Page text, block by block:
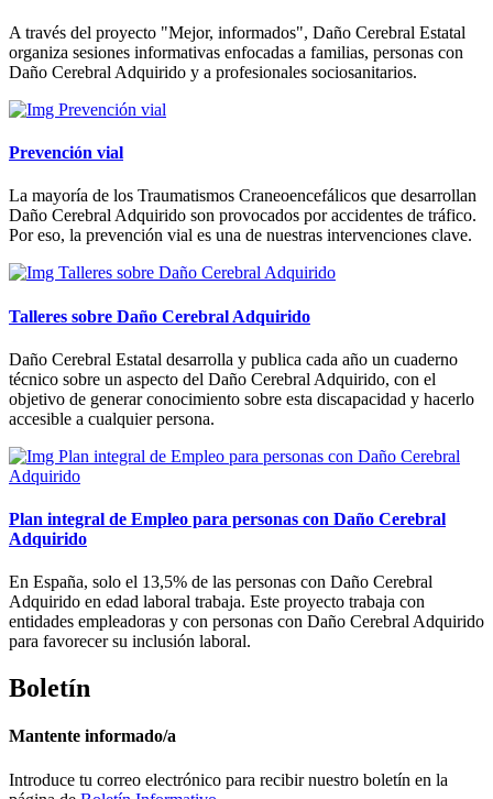
A través del proyecto "Mejor, informados", Daño Cerebral Estatal
organiza sesiones informativas enfocadas a familias, personas con
Daño Cerebral Adquirido y a profesionales sociosanitarios.
Prevención vial
La mayoría de los Traumatismos Craneoencefálicos que desarrollan
Daño Cerebral Adquirido son provocados por accidentes de tráfico.
Por eso, la prevención vial es una de nuestras intervenciones clave.
Talleres sobre Daño Cerebral Adquirido
Daño Cerebral Estatal desarrolla y publica cada año un cuaderno
técnico sobre un aspecto del Daño Cerebral Adquirido, con el
objetivo de generar conocimiento sobre esta discapacidad y hacerlo
accesible a cualquier persona.
Plan integral de Empleo para personas con Daño Cerebral
Adquirido
En España, solo el 13,5% de las personas con Daño Cerebral
Adquirido en edad laboral trabaja. Este proyecto trabaja con
entidades empleadoras y con personas con Daño Cerebral Adquirido
para favorecer su inclusión laboral.
Boletín
Mantente informado/a
Introduce tu correo electrónico para recibir nuestro boletín en la